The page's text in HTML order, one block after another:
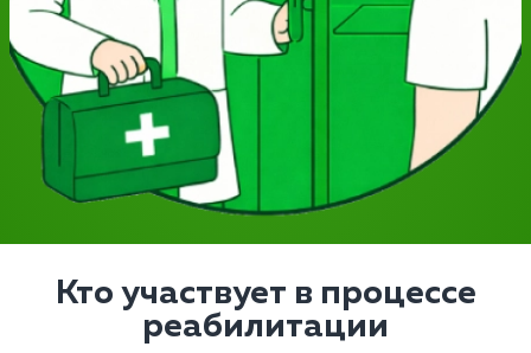
Кто участвует в процессе
реабилитации